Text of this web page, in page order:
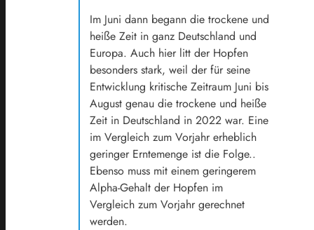
Im Juni dann begann die trockene und
heiße Zeit in ganz Deutschland und
Europa. Auch hier litt der Hopfen
besonders stark, weil der für seine
Entwicklung kritische Zeitraum Juni bis
August genau die trockene und heiße
Zeit in Deutschland in 2022 war. Eine
im Vergleich zum Vorjahr erheblich
geringer Erntemenge ist die Folge..
Ebenso muss mit einem geringerem
Alpha-Gehalt der Hopfen im
Vergleich zum Vorjahr gerechnet
werden.